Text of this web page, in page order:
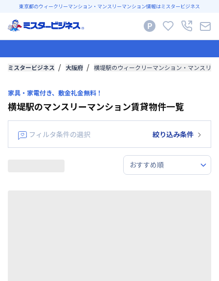
東京都のウィークリーマンション・マンスリーマンション情報はミスタービジネス
ミスタービジネス 大阪府 横堤駅のウィークリーマンション・マンスリ
家具・家電付き、敷金礼金無料！
横堤駅のマンスリーマンション賃貸物件一覧
フィルタ条件の選択 絞り込み条件